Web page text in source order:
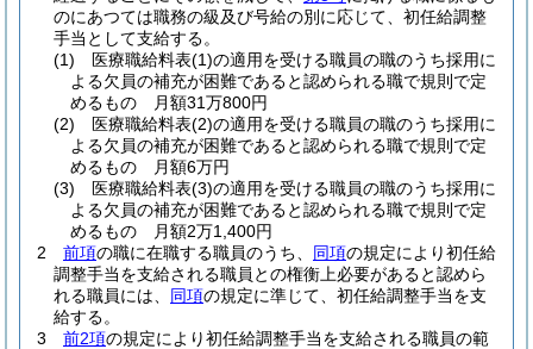
のにあつては職務の級及び号給の別に応じて、初任給調整
手当として支給する。
(1)
医療職給料表(1)の適用を受ける職員の職のうち採用に
よる欠員の補充が困難であると認められる職で規則で定
めるもの 月額31万800円
(2)
医療職給料表(2)の適用を受ける職員の職のうち採用に
よる欠員の補充が困難であると認められる職で規則で定
めるもの 月額6万円
(3)
医療職給料表(3)の適用を受ける職員の職のうち採用に
よる欠員の補充が困難であると認められる職で規則で定
めるもの 月額2万1,400円
2
前項の職に在職する職員のうち、 同項の規定により初任給
調整手当を支給される職員との権衡上必要があると認めら
れる職員には、 同項の規定に準じて、初任給調整手当を支
給する。
3
前2項の規定により初任給調整手当を支給される職員の範